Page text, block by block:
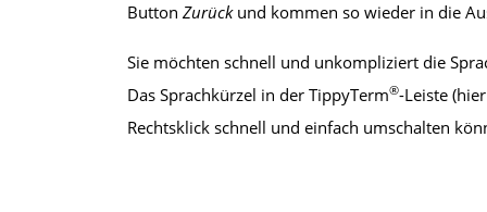
Button Zurück und kommen so wieder in die
Sie möchten schnell und unkompliziert die
Das Sprachkürzel in der TippyTerm®-Leiste
Rechtsklick schnell und einfach umschalten